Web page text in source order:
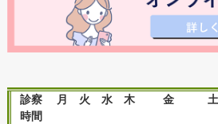
診察
時間
月 火 水 木 金 土